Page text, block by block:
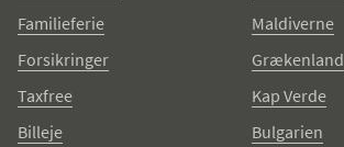
Familieferie
Forsikringer
Taxfree
Billeje
Maldiverne
Grækenland
Kap Verde
Bulgarien